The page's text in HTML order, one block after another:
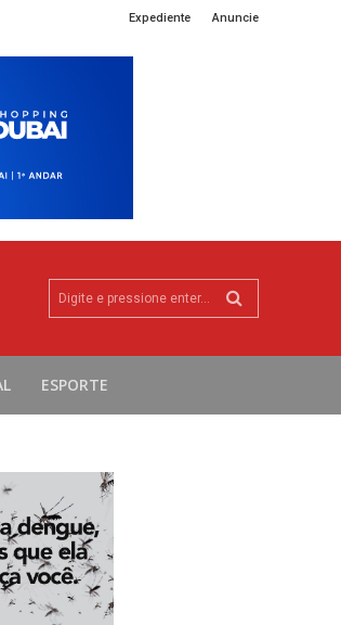
Expediente Anuncie
Digite e pressione enter...
ESPORTE